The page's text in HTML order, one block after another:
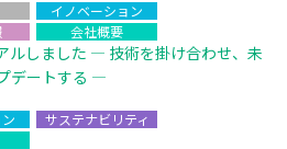
イノベーション
会社概要
ルしました ― 技術を掛け合わせ、未
デートする ―
サステナビリティ